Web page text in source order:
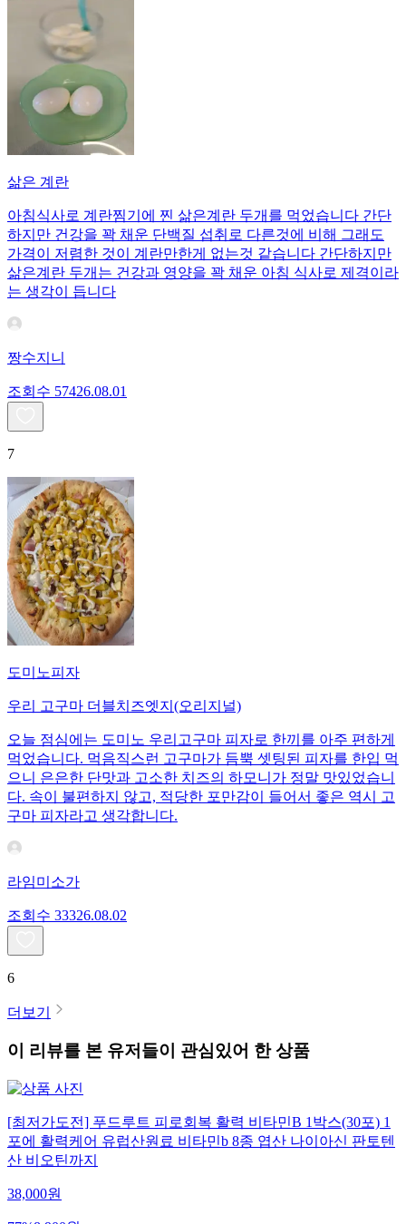
삶은 계란
아침식사로 계란찜기에 찐 삶은계란 두개를 먹었습니다 간단
하지만 건강을 꽉 채운 단백질 섭취로 다른것에 비해 그래도
가격이 저렴한 것이 계란만한게 없는것 같습니다 간단하지만
삶은계란 두개는 건강과 영양을 꽉 채운 아침 식사로 제격이라
는 생각이 듭니다
짱수지니
조회수 57426.08.01
7
도미노피자
우리 고구마 더블치즈엣지(오리지널)
오늘 점심에는 도미노 우리고구마 피자로 한끼를 아주 편하게
먹었습니다. 먹음직스런 고구마가 듬뿍 셋팅된 피자를 한입 먹
으니 은은한 단맛과 고소한 치즈의 하모니가 정말 맛있었습니
다. 속이 불편하지 않고, 적당한 포만감이 들어서 좋은 역시 고
구마 피자라고 생각합니다.
라임미소가
조회수 33326.08.02
6
더보기
이 리뷰를 본 유저들이 관심있어 한 상품
[최저가도전] 푸드루트 피로회복 활력 비타민B 1박스(30포) 1
포에 활력케어 유럽산원료 비타민b 8종 엽산 나이아신 판토텐
산 비오틴까지
38,000원